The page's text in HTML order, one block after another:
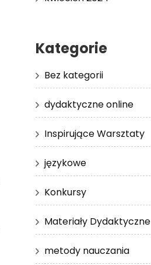
Kategorie
Bez kategorii
dydaktyczne online
Inspirujące Warsztaty
językowe
Konkursy
Materiały Dydaktyczne
metody nauczania